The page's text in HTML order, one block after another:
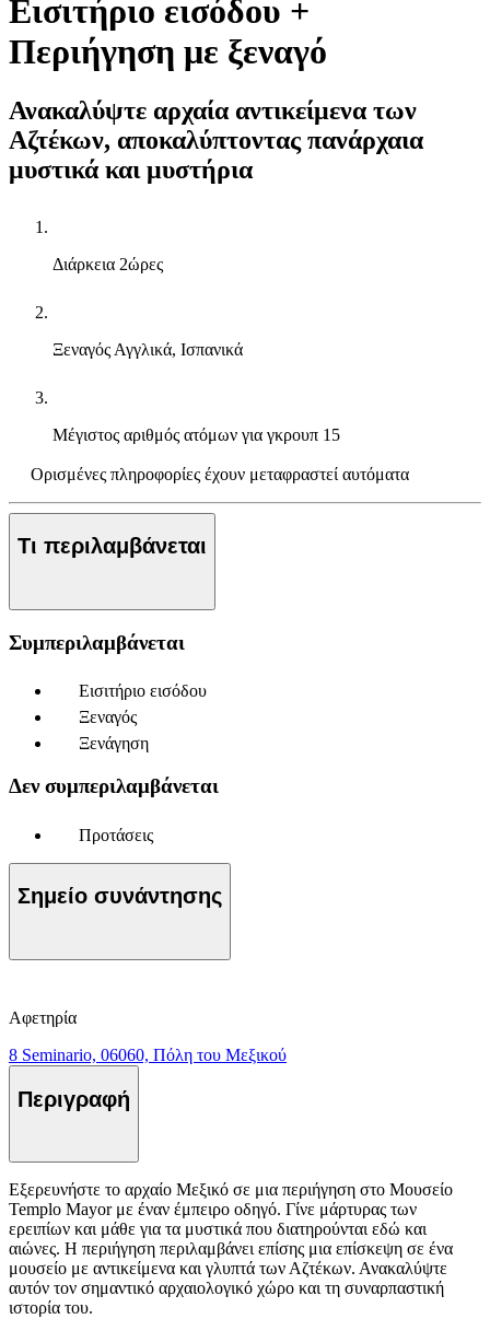
Εισιτήριο εισόδου +
Περιήγηση με ξεναγό
Ανακαλύψτε αρχαία αντικείμενα των
Αζτέκων, αποκαλύπτοντας πανάρχαια
μυστικά και μυστήρια
Διάρκεια 2ώρες
Ξεναγός Αγγλικά, Ισπανικά
Μέγιστος αριθμός ατόμων για γκρουπ 15
Ορισμένες πληροφορίες έχουν μεταφραστεί αυτόματα
Τι περιλαμβάνεται
Συμπεριλαμβάνεται
Εισιτήριο εισόδου
Ξεναγός
Ξενάγηση
Δεν συμπεριλαμβάνεται
Προτάσεις
Σημείο συνάντησης
Αφετηρία
8 Seminario, 06060, Πόλη του Μεξικού
Περιγραφή
Εξερευνήστε το αρχαίο Μεξικό σε μια περιήγηση στο Μουσείο
Templo Mayor με έναν έμπειρο οδηγό. Γίνε μάρτυρας των
ερειπίων και μάθε για τα μυστικά που διατηρούνται εδώ και
αιώνες. Η περιήγηση περιλαμβάνει επίσης μια επίσκεψη σε ένα
μουσείο με αντικείμενα και γλυπτά των Αζτέκων. Ανακαλύψτε
αυτόν τον σημαντικό αρχαιολογικό χώρο και τη συναρπαστική
ιστορία του.